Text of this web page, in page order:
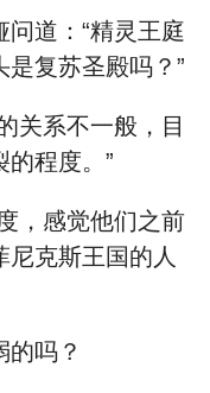
道：“精灵王庭
复苏圣殿吗？”
关系不一般，目
程度。”
，感觉他们之前
克斯王国的人
的吗？